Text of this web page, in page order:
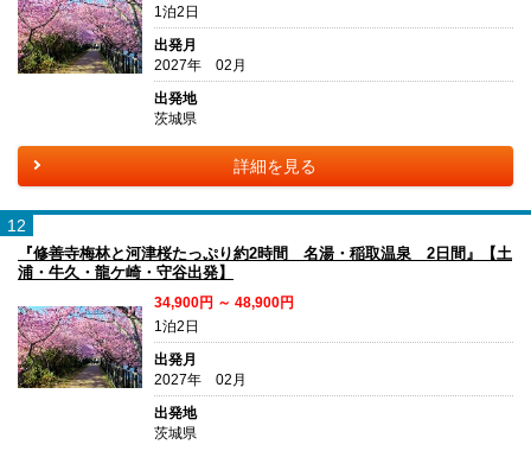
1泊2日
出発月
2027年 02月
出発地
茨城県
詳細を見る
12
『修善寺梅林と河津桜たっぷり約2時間 名湯・稲取温泉 2日間』【土
浦・牛久・龍ケ崎・守谷出発】
34,900円 ～ 48,900円
1泊2日
出発月
2027年 02月
出発地
茨城県